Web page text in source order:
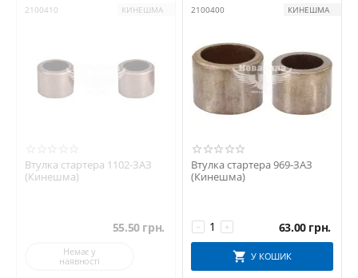
2100410 КИНЕШМА
Втулка стартера 1102-ЗАЗ
(Кинешма)
55.50 грн.
Немає у
наявності
2100400 КИНЕШМА
Втулка стартера 969-ЗАЗ
(Кинешма)
+
− 63.00 грн.
У КОШИК